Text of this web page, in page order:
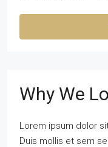
Why We
Lorem ipsum dolor
Duis mollis et sem